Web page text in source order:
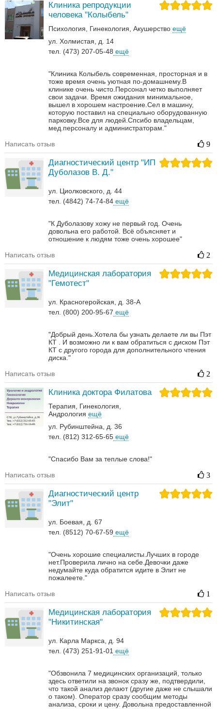
Клиника репродукции
человека "Колыбель"
Психология Гинекология Акушерство ещё
ул. Холмистая, д. 14
тел. (473) 207-05-48 ещё
"Клиника Колыбель современная, просторная и в
тоже время очень уютная по-домашнему.В
клинике очень чисто.Персонал четко выполняет
свои задачи. Время ожидания минимальное,
вышел в хорошем настроение.Сел в машину,
которую поставил на специально оборудованную
парковку.Все для людей.Спсибо владельцам,
мед.персоналу и администраторам."
Написать отзыв 9
Диагностический центр "ИП
Дуболазов В. Д."
ул. Циолковского, д. 44
тел. (4842) 74-74-84 ещё
"К Дуболазову хожу не первый год. Очень
довольна его работой. Всё объясняет и
отношение к людям тоже очень хорошее"
Написать отзыв 2
Медицинская лаборатория
"Гемотест"
ул. Красногеройская, д. 38-А
тел. (800) 200-95-67 ещё
"Добрый день.Хотела бы узнать делаете ли вы Пэт
КТ . И возможно ли к вам обратиться с диском Пэт
КТ с другого города для дополнительного чтения
диска."
Написать отзыв 2
Клиника доктора Филатова
Терапия
Гинекология
Андрология‎ ещё
ул. Рубинштейна, д. 36
тел. (812) 312-65-65 ещё
"Спасибо Вам за теплые слова!"
Написать отзыв 3
Диагностический центр
"Элит"
ул. Боевая, д. 67
тел. (8512) 70-67-59 ещё
"Очень хорошие специалисты.Лучших в городе
нет.Проверила лично на себе.Девочки даже
недумайте куда обратится идите в Элит не
пожалеете."
Написать отзыв 1
Медицинская лаборатория
"Никитинская"
ул. Карла Маркса, д. 94
тел. (473) 251-91-01 ещё
"Обзвонила 7 медицинских организаций, только
здесь ответили на звонок сразу же, подтвердили,
что такой анализ делают (другие даже не слышали
о таком). Оператор сразу сообщим методы
анализа, сроки и цену. Довольна предоставленной